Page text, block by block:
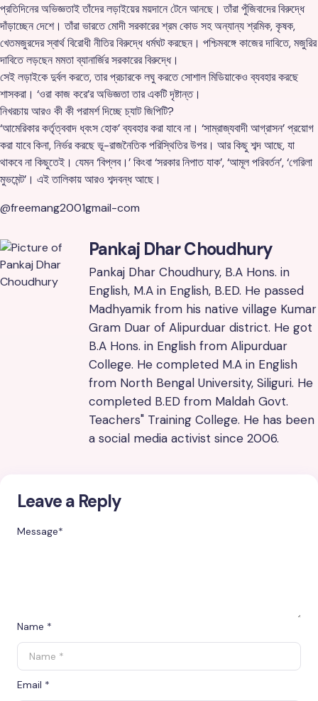
প্রতিদিনের অভিজ্ঞতাই তাঁদের লড়াইয়ের ময়দানে টেনে আনছে। তাঁরা পুঁজিবাদের বিরুদ্ধে
দাঁড়াচ্ছেন দেশে। তাঁরা ভারতে মোদী সরকারের শ্রম কোড সহ অন্যান্য শ্রমিক, কৃষক,
খেতমজুরদের স্বার্থ বিরোধী নীতির বিরুদ্ধে ধর্মঘট করছেন। পশ্চিমবঙ্গে কাজের দাবিতে, মজুরির
দাবিতে লড়ছেন মমতা ব্যানার্জির সরকারের বিরুদ্ধে।
সেই লড়াইকে দুর্বল করতে, তার প্রচারকে লঘু করতে সোশাল মিডিয়াকেও ব্যবহার করছে
শাসকরা। ‘ওরা কাজ করে’র অভিজ্ঞতা তার একটি দৃষ্টান্ত।
নিখরচায় আরও কী কী পরামর্শ দিচ্ছে চ্যাট জিপিটি?
‘আমেরিকার কর্তৃত্ববাদ ধ্বংস হোক’ ব্যবহার করা যাবে না। ‘সাম্রাজ্যবাদী আগ্রাসন’ প্রয়োগ
করা যাবে কিনা, নির্ভর করছে ভূ-রাজনৈতিক পরিস্থিতির উপর। আর কিছু শব্দ আছে, যা
থাকবে না কিছুতেই। যেমন ‘বিপ্লব।’ কিংবা ‘সরকার নিপাত যাক’, ‘আমূল পরিবর্তন’, ‘গেরিলা
মুভমেন্ট’। এই তালিকায় আরও শব্দবন্ধ আছে।
@freemang2001gmail-com
Pankaj Dhar Choudhury
Pankaj Dhar Choudhury, B.A Hons. in
English, M.A in English, B.ED. He passed
Madhyamik from his native village Kumar
Gram Duar of Alipurduar district. He got
B.A Hons. in English from Alipurduar
College. He completed M.A in English
from North Bengal University, Siliguri. He
completed B.ED from Maldah Govt.
Teachers" Training College. He has been
a social media activist since 2006.
Leave a Reply
Message*
Name *
Email *